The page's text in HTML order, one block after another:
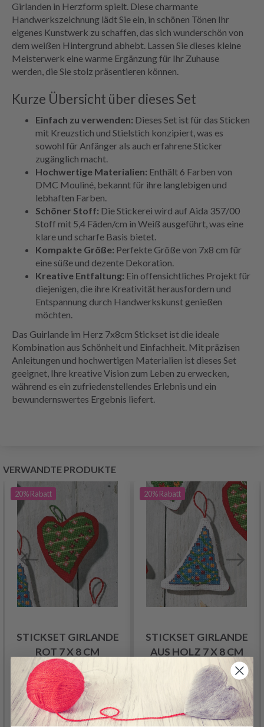
Girlanden in Herzform spielt. Diese charmante
Handwerkszeichnung lädt Sie ein, in schönen Tönen Ihr
eigenes Kunstwerk zu schaffen, das sich wunderschön von
dem weißen Hintergrund abhebt. Lassen Sie dieses kleine
Meisterwerk eine warme Ergänzung für Ihr Zuhause
werden, die Sie stolz präsentieren können.
Kurze Übersicht über dieses Set
Einfach zu verwenden: Dieses Set ist für das Sticken
mit Kreuzstich und Stielstich konzipiert, was es
sowohl für Anfänger als auch erfahrene Sticker
zugänglich macht.
Hochwertige Materialien: Enthält 6 Farben von
DMC Mouliné, bekannt für ihre langlebigen und
lebhaften Farben.
Schöner Stoff: Die Stickerei wird auf Aida 357/00
Stoff mit 5,4 Fäden/cm in Weiß ausgeführt, was eine
klare und scharfe Basis bietet.
Kompakte Größe: Perfekte Größe von 7x8 cm für
eine süße und dezente Dekoration.
Kreative Entfaltung: Ein offensichtliches Projekt für
diejenigen, die ihre Kreativität herausfordern und
Entspannung durch Handwerkskunst genießen
möchten.
Das Guirlande im Herz 7x8cm Stickset ist die ideale
Kombination aus Schönheit und Einfachheit. Mit präzisen
Anleitungen und hochwertigen Materialien ist dieses Set
geeignet, Ihre kreative Vision zum Leben zu erwecken,
während es ein zufriedenstellendes Erlebnis und ein
bewundernswertes Ergebnis liefert.
VERWANDTE PRODUKTE
20%Rabatt
STICKSET GIRLANDE
ROT 7 X 8 CM
7.55 € 9.40 €
Angebot verfällt
12/08/2026
20%Rabatt
STICKSET GIRLANDE
AUS HOLZ 7 X 8 CM
7.55 €9.40 €
Angebot verfällt
12/08/2026